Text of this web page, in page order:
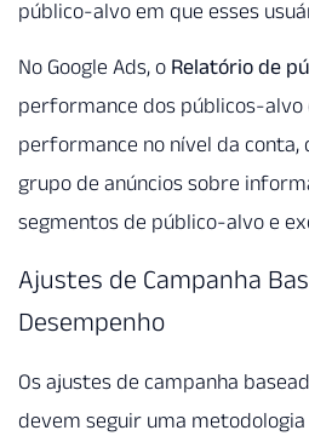
público-alvo em que esses
No Google Ads, o Relatório de
performance dos públicos-alvo
performance no nível da conta,
grupo de anúncios sobre
segmentos de público-alvo e
Ajustes de Campanha
Desempenho
Os ajustes de campanha
devem seguir uma